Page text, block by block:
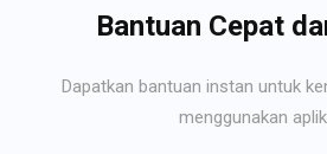
Bantuan Cepat
Dapatkan bantuan instan untuk
menggunakan